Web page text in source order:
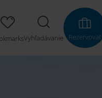
Vyhľadávanie Rezervovať